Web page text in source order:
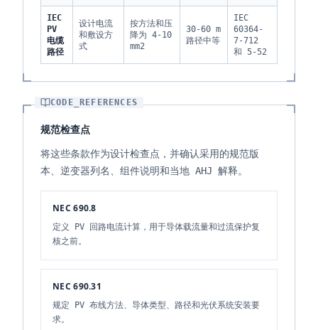
IEC
PV
电缆
路径
设计电流
和敷设方
式
按方法和压
降为 4-10
mm2
30-60 m
路径中等
IEC
60364-
7-712
和 5-52
CODE_REFERENCES
规范检查点
将这些条款作为设计检查点，并确认采用的规范版
本、逆变器列名、组件说明和当地 AHJ 解释。
NEC 690.8
定义 PV 回路电流计算，用于导体载流量和过流保护复
核之前。
NEC 690.31
规定 PV 布线方法、导体类型、路径和光伏系统安装要
求。